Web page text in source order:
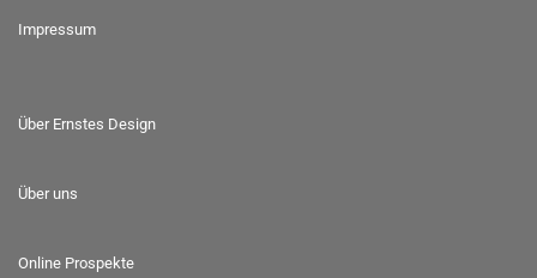
Impressum
Über Ernstes Design
Über uns
Online Prospekte